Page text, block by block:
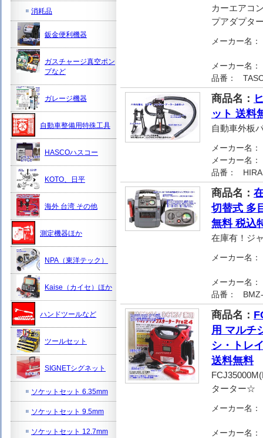
カーエアコ
プアダプタ
メーカー名：
メーカー名：
品番：
商品名：
ット 送料
自動車外板
メーカー名：
メーカー名：
品番：
商品名：
切替式 多
無料 税込
在庫有！ジ
メーカー名：
メーカー名：
品番：
商品名：
用 マルチ
シ・トレ
送料無料
ターター☆
メーカー名：
メーカー名：
消耗品
鈑金便利機器
ガスチャージ真空ポン
プなど
ガレージ機器
自動車整備用特殊工具
HASCOハスコー
KOTO、日平
海外 台湾 その他
測定機器ほか
NPA（東洋テック）
Kaise（カイセ）ほか
ハンドツールなど
ツールセット
SIGNETシグネット
ソケットセット 6.35mm
ソケットセット 9.5mm
ソケットセット 12.7mm